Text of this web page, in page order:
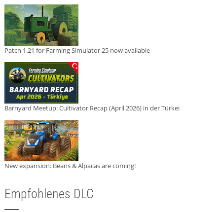
Patch 1.21 for Farming Simulator 25 now available
Barnyard Meetup: Cultivator Recap (April 2026) in der Türkei
New expansion: Beans & Alpacas are coming!
Empfohlenes DLC